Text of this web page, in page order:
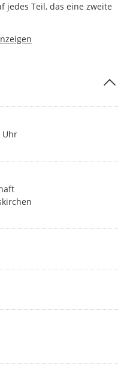
jedes Teil, das eine zweite
nach Unterzeichnung
Uhr